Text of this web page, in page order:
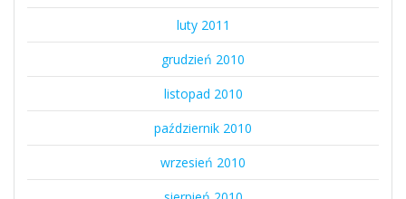
luty 2011
grudzień 2010
listopad 2010
październik 2010
wrzesień 2010